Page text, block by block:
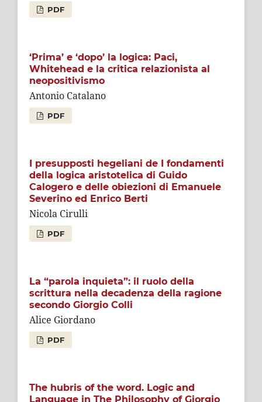
PDF
‘Prima’ e ‘dopo’ la logica: Paci,
Whitehead e la critica relazionista al
neopositivismo
Antonio Catalano
PDF
I presupposti hegeliani de I fondamenti
della logica aristotelica di Guido
Calogero e delle obiezioni di Emanuele
Severino ed Enrico Berti
Nicola Cirulli
PDF
La “parola inquieta”: il ruolo della
scrittura nella decadenza della ragione
secondo Giorgio Colli
Alice Giordano
PDF
The hubris of the word. Logic and
Language in The Philosophy of Giorgio